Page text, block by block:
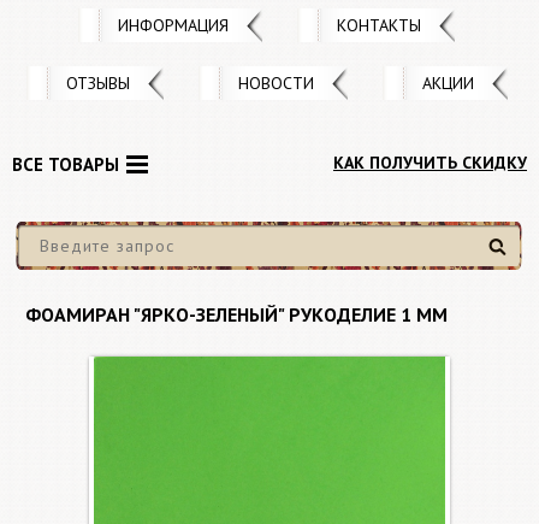
ИНФОРМАЦИЯ КОНТАКТЫ
ОТЗЫВЫ НОВОСТИ АКЦИИ
КАК ПОЛУЧИТЬ СКИДКУ
Найти
ВСЕ ТОВАРЫ
ФОАМИРАН "ЯРКО-ЗЕЛЕНЫЙ" РУКОДЕЛИЕ 1 ММ